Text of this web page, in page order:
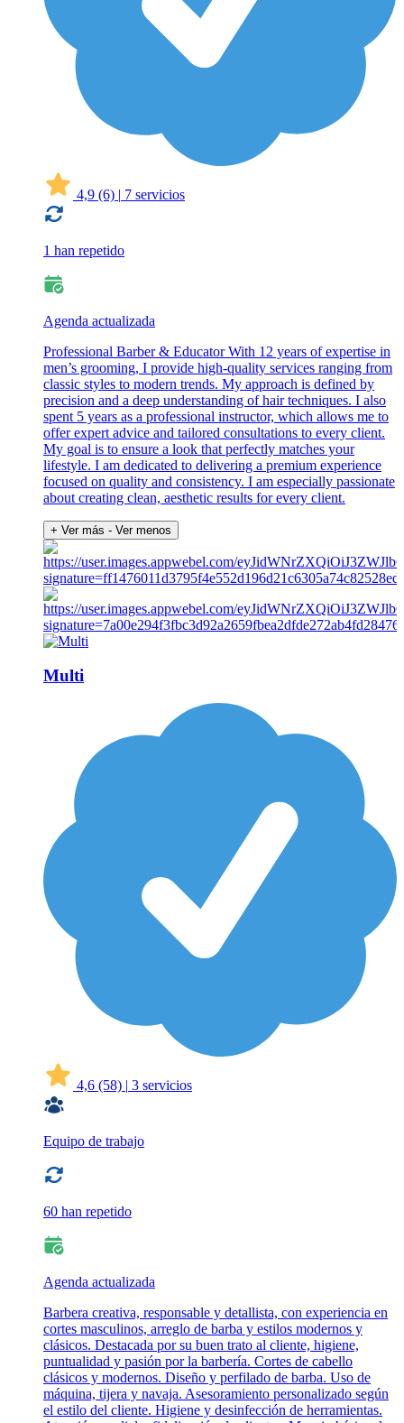
4,9 (6) | 7 servicios
1 han repetido
Agenda actualizada
Professional Barber & Educator With 12 years of expertise in
men’s grooming, I provide high-quality services ranging from
classic styles to modern trends. My approach is defined by
precision and a deep understanding of hair techniques. I also
spent 5 years as a professional instructor, which allows me to
offer expert advice and tailored consultations to every client.
My goal is to ensure a look that perfectly matches your
lifestyle. I am dedicated to delivering a premium experience
focused on quality and consistency. I am especially passionate
about creating clean, aesthetic results for every client.
+ Ver más - Ver menos
Multi
4,6 (58) | 3 servicios
Equipo de trabajo
60 han repetido
Agenda actualizada
Barbera creativa, responsable y detallista, con experiencia en
cortes masculinos, arreglo de barba y estilos modernos y
clásicos. Destacada por su buen trato al cliente, higiene,
puntualidad y pasión por la barbería. Cortes de cabello
clásicos y modernos. Diseño y perfilado de barba. Uso de
máquina, tijera y navaja. Asesoramiento personalizado según
el estilo del cliente. Higiene y desinfección de herramientas.